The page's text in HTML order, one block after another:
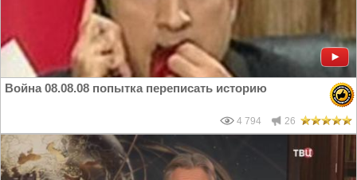
Война 08.08.08 попытка переписать историю
4 794 26